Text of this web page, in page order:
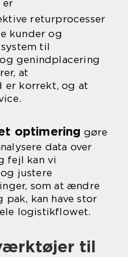
er
returprocesser
kunder og
til
genindplacering
at
er korrekt, og at
optimering gøre
data over
fejl kan vi
justere
som at ændre
kan have stor
logistikflowet.
til